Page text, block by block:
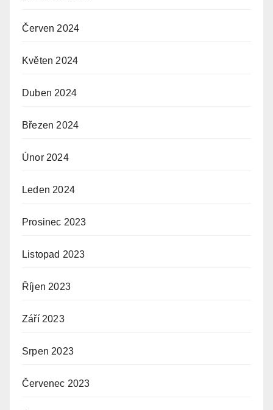
Červen 2024
Květen 2024
Duben 2024
Březen 2024
Únor 2024
Leden 2024
Prosinec 2023
Listopad 2023
Říjen 2023
Září 2023
Srpen 2023
Červenec 2023